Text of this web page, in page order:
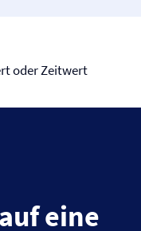
oder Zeitwert
eine